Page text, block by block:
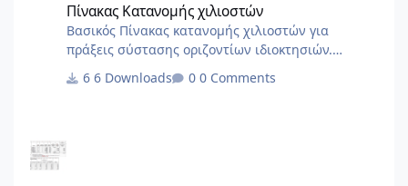
Πίνακας Κατανομής χιλιοστών
Βασικός Πίνακας κατανομής χιλιοστών για
πράξεις σύστασης οριζοντίων ιδιοκτησιών.
Χρήσιμο ως σημείο αναφοράς για να στήσετε το
δικό σας
6 Downloads 0 Comments